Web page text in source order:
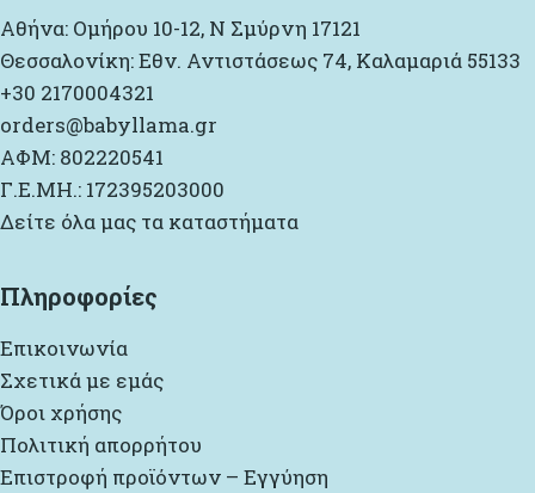
Αθήνα: Ομήρου 10-12, Ν Σμύρνη 17121
Θεσσαλονίκη: Εθν. Αντιστάσεως 74, Καλαμαριά 55133
+30 2170004321
orders@babyllama.gr
ΑΦΜ: 802220541
Γ.Ε.ΜΗ.: 172395203000
Δείτε όλα μας τα καταστήματα
Πληροφορίες
Επικοινωνία
Σχετικά με εμάς
Όροι χρήσης
Πολιτική απορρήτου
Επιστροφή προϊόντων – Εγγύηση